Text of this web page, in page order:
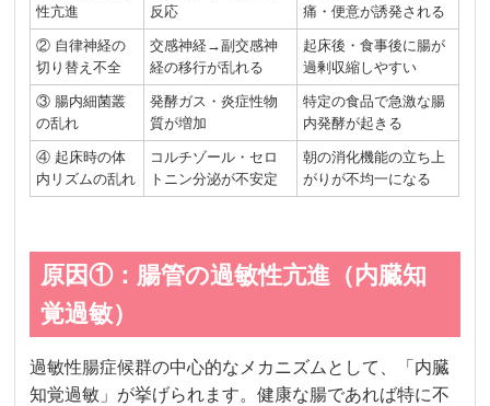
性亢進
反応
痛・便意が誘発される
② 自律神経の
切り替え不全
交感神経→副交感神
経の移行が乱れる
起床後・食事後に腸が
過剰収縮しやすい
③ 腸内細菌叢
の乱れ
発酵ガス・炎症性物
質が増加
特定の食品で急激な腸
内発酵が起きる
④ 起床時の体
内リズムの乱れ
コルチゾール・セロ
トニン分泌が不安定
朝の消化機能の立ち上
がりが不均一になる
原因①：腸管の過敏性亢進（内臓知
覚過敏）
過敏性腸症候群の中心的なメカニズムとして、「内臓
知覚過敏」が挙げられます。健康な腸であれば特に不